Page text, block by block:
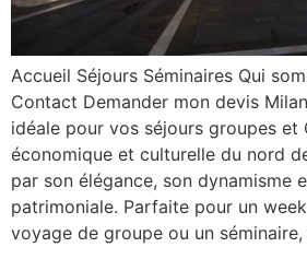
Accueil Séjours Séminaires Qui
Contact Demander mon devis
idéale pour vos séjours groupes et
économique et culturelle du nord
par son élégance, son dynamisme
patrimoniale. Parfaite pour un
voyage de groupe ou un